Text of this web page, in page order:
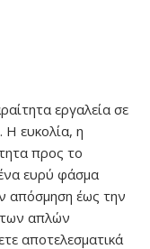
εργαλεία σε
Η ευκολία, η
προς το
ευρύ φάσμα
απόσμηση έως την
απλών
αποτελεσματικά